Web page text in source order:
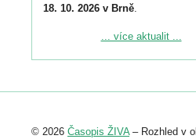
18. 10. 2026 v Brně.
Podrobnější informace ke
Registrovat se můžete do 6. září.
abstraktu přihlášené přednášky
... více aktualit ...
© 2026 Časopis ŽIVA– Rozhled v